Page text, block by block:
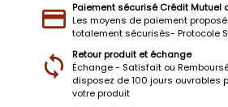
Paiement sécurisé Crédit Mutuel
Les moyens de paiement
totalement sécurisés- Protocole
Retour produit et échange
Échange - Satisfait ou
disposez de 100 jours ouvrables
votre produit